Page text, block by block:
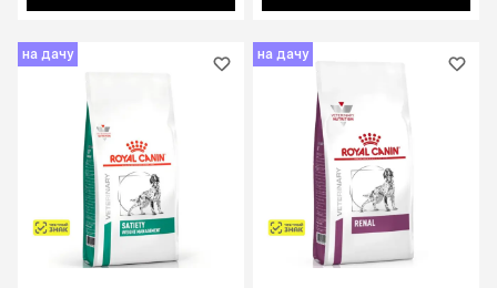
на дачу на дачу